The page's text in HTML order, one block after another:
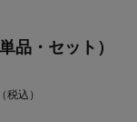
品・セット）
込）